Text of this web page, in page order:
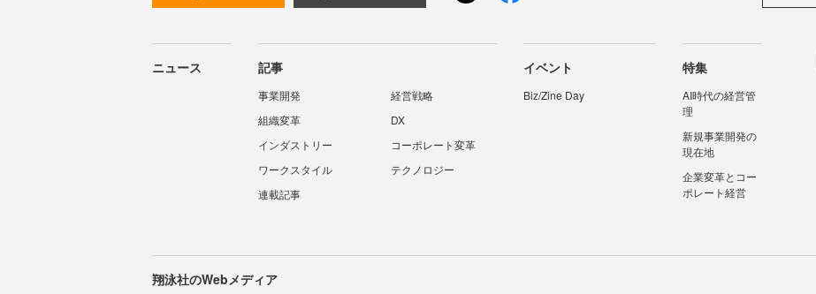
ニュース 記事
事業開発
経営戦略
組織変革
DX
インダストリー
コーポレート変革
ワークスタイル
テクノロジー
連載記事
イベント
Biz/Zine Day
特集
AI時代の経営管
理
新規事業開発の
現在地
企業変革とコー
ポレート経営
翔泳社のWebメディア